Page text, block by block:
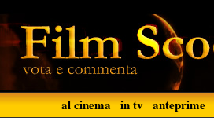
al cinema in tv anteprime